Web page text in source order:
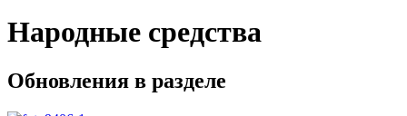
Народные средства
Обновления в разделе